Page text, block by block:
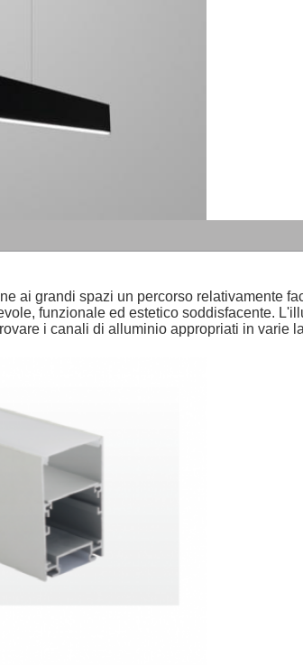
ai grandi spazi un percorso relativamente
funzionale ed estetico soddisfacente.
i canali di alluminio appropriati in varie